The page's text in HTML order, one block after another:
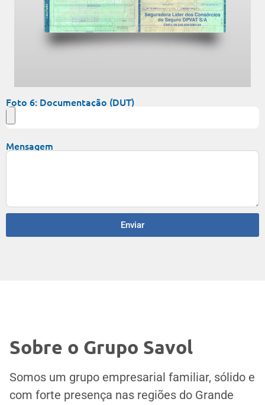
Foto 6: Documentação (DUT)
Mensagem
Enviar
Sobre o Grupo Savol
Somos um grupo empresarial familiar, sólido e
com forte presença nas regiões do Grande